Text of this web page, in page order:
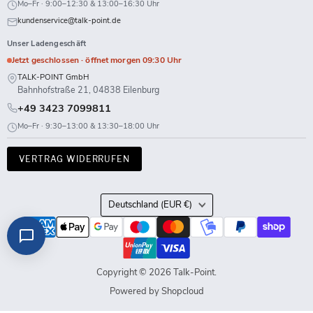
Mo–Fr · 9:00–12:30 & 13:00–16:30 Uhr
kundenservice@talk-point.de
Unser Ladengeschäft
Jetzt geschlossen · öffnet morgen 09:30 Uhr
TALK-POINT GmbH
Bahnhofstraße 21, 04838 Eilenburg
+49 3423 7099811
Mo–Fr · 9:30–13:00 & 13:30–18:00 Uhr
VERTRAG WIDERRUFEN
Land
Deutschland (EUR €)
Copyright © 2026 Talk-Point.
Powered by Shopcloud